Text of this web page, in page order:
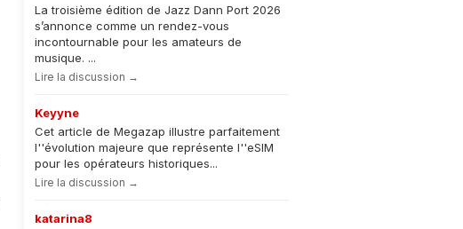
La troisième édition de Jazz Dann Port 2026
s’annonce comme un rendez-vous
incontournable pour les amateurs de
musique. ...
Lire la discussion →
Keyyne
Cet article de Megazap illustre parfaitement
l''évolution majeure que représente l''eSIM
pour les opérateurs historiques...
Lire la discussion →
katarina8